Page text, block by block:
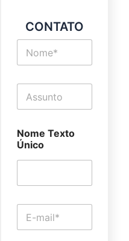
CONTATO
N
m
T
x
o
d
e
h
ú
Nome Texto
Único
E
m